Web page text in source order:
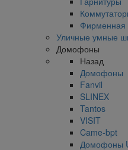
Фирменная
Уличные умные
Домофоны
Назад
Домофоны
Fanvil
SLINEX
Tantos
VISIT
Came-bpt
Домофоны